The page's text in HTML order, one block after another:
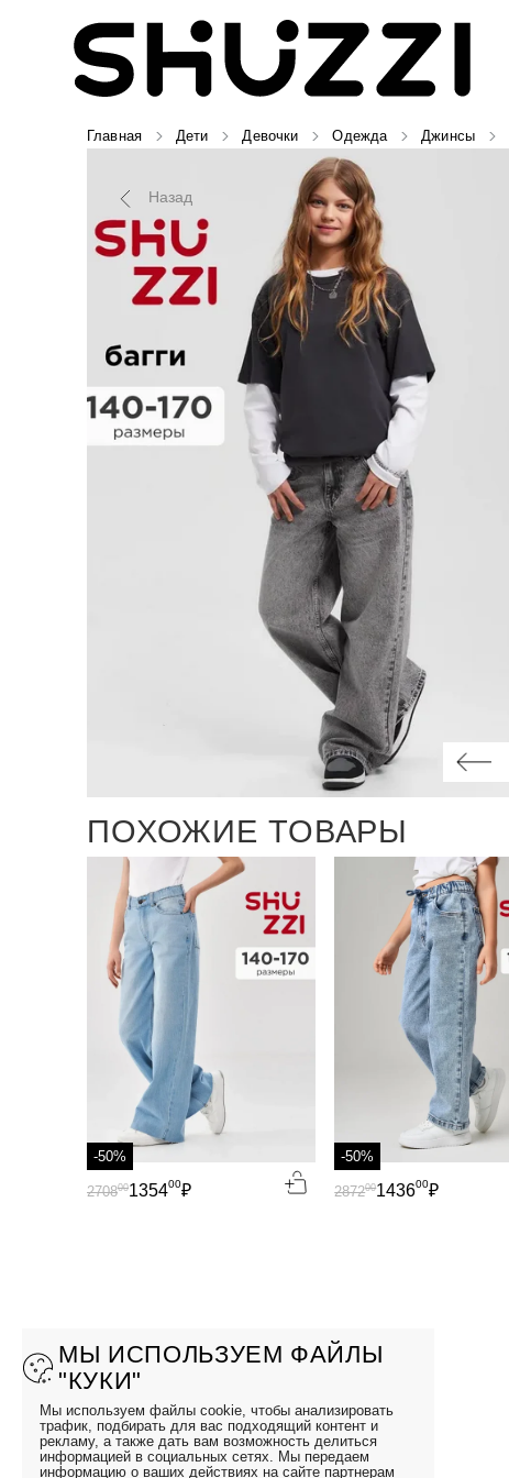
Главная Дети Девочки Одежда Джинсы
Назад
ПОХОЖИЕ ТОВАРЫ
-50%
135400₽
270800
-50%
143600₽
287200
МЫ ИСПОЛЬЗУЕМ ФАЙЛЫ
"КУКИ"
Мы используем файлы cookie, чтобы анализировать
трафик, подбирать для вас подходящий контент и
рекламу, а также дать вам возможность делиться
информацией в социальных сетях. Мы передаем
информацию о ваших действиях на сайте партнерам